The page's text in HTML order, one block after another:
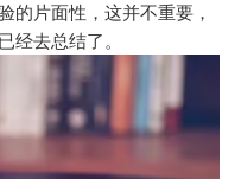
的片面性，这并不重要，
经去总结了。